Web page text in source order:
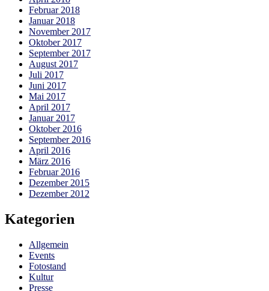
Februar 2018
Januar 2018
November 2017
Oktober 2017
September 2017
August 2017
Juli 2017
Juni 2017
Mai 2017
April 2017
Januar 2017
Oktober 2016
September 2016
April 2016
März 2016
Februar 2016
Dezember 2015
Dezember 2012
Kategorien
Allgemein
Events
Fotostand
Kultur
Presse